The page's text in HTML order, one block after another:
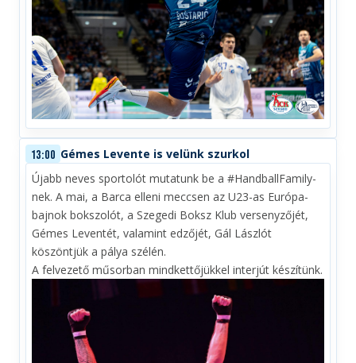
13:00 Gémes Levente is velünk szurkol
Újabb neves sportolót mutatunk be a #HandballFamily-
nek. A mai, a Barca elleni meccsen az U23-as Európa-
bajnok bokszolót, a Szegedi Boksz Klub versenyzőjét,
Gémes Leventét, valamint edzőjét, Gál Lászlót
köszöntjük a pálya szélén.
A felvezető műsorban mindkettőjükkel interjút készítünk.